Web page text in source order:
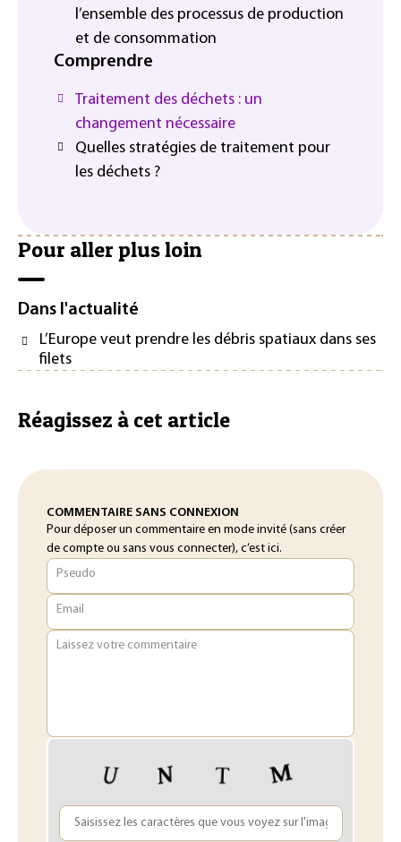
l’ensemble des processus de production
et de consommation
Comprendre
Traitement des déchets : un
changement nécessaire
Quelles stratégies de traitement pour
les déchets ?
Pour aller plus loin
Dans l'actualité
L’Europe veut prendre les débris spatiaux dans ses
filets
Réagissez à cet article
COMMENTAIRE SANS CONNEXION
Pour déposer un commentaire en mode invité (sans créer
de compte ou sans vous connecter), c’est ici.
Pseudo
Email
Laissez votre commentaire